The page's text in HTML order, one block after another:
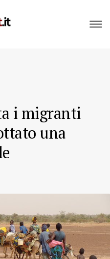
i migranti
una